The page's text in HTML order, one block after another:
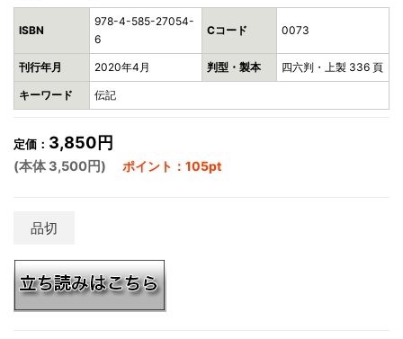
ISBN
978-4-585-27054-
6
Cコード 0073
刊行年月 2020年4月 判型・製本 四六判・上製 336 頁
キーワード 伝記
定価： 3,850円
(本体 3,500円) ポイント：105pt
品切